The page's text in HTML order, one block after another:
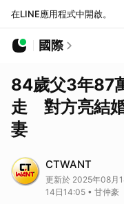
在LINE應用程式中開啟。
國際
84歲父3年87
走 對方亮結
妻
CTWANT
更新於 2025年08月
14日14:05 • 甘仲豪